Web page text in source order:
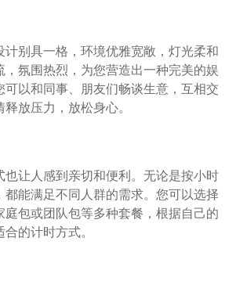
别具一格，环境优雅宽敞，灯光柔和
氛围热烈，为您营造出一种完美的娱
可以和同事、朋友们畅谈生意，互相交
放压力，放松身心。
让人感到亲切和便利。无论是按小时
能满足不同人群的需求。您可以选择
包或团队包等多种套餐，根据自己的
的计时方式。